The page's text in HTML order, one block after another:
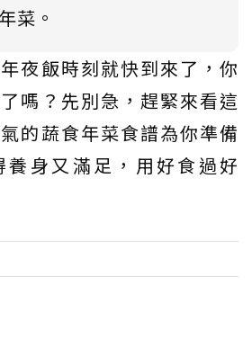
菜。
夜飯時刻就快到來了，你
嗎？先別急，趕緊來看這
的蔬食年菜食譜為你準備
身又滿足，用好食過好